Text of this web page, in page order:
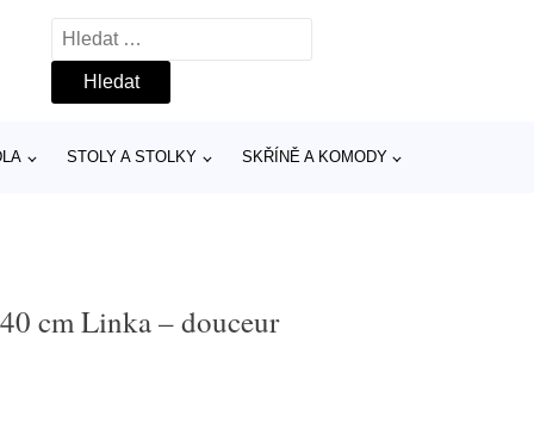
Vyhledávání
STOLY A STOLKY SKŘÍNĚ A KOMODY
cm Linka – douceur